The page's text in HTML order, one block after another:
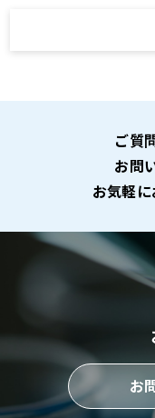
ご質
お問
お気軽に
お